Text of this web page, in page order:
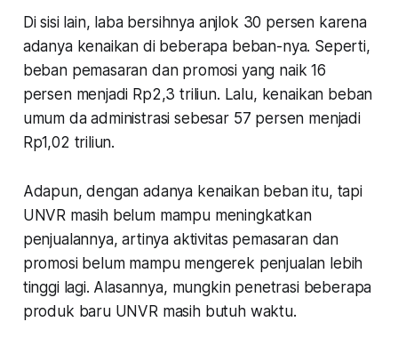
Di sisi lain, laba bersihnya anjlok 30 persen karena
adanya kenaikan di beberapa beban-nya. Seperti,
beban pemasaran dan promosi yang naik 16
persen menjadi Rp2,3 triliun. Lalu, kenaikan beban
umum da administrasi sebesar 57 persen menjadi
Rp1,02 triliun.
Adapun, dengan adanya kenaikan beban itu, tapi
UNVR masih belum mampu meningkatkan
penjualannya, artinya aktivitas pemasaran dan
promosi belum mampu mengerek penjualan lebih
tinggi lagi. Alasannya, mungkin penetrasi beberapa
produk baru UNVR masih butuh waktu.